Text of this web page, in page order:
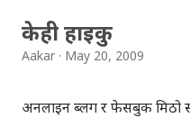
कलेज रातोपुल, काठमाडौँ ।
केही हाइकु
Aakar May 20, 2009
अनलाइन ब्लग र फेसबुक मिठो